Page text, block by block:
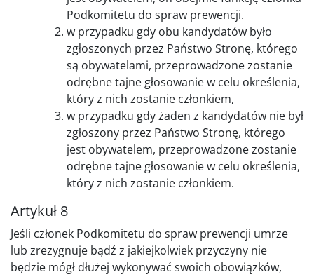
Podkomitetu do spraw prewencji.
w przypadku gdy obu kandydatów było
zgłoszonych przez Państwo Stronę, którego
są obywatelami, przeprowadzone zostanie
odrębne tajne głosowanie w celu określenia,
który z nich zostanie członkiem,
w przypadku gdy żaden z kandydatów nie był
zgłoszony przez Państwo Stronę, którego
jest obywatelem, przeprowadzone zostanie
odrębne tajne głosowanie w celu określenia,
który z nich zostanie członkiem.
Artykuł 8
Jeśli członek Podkomitetu do spraw prewencji umrze
lub zrezygnuje bądź z jakiejkolwiek przyczyny nie
będzie mógł dłużej wykonywać swoich obowiązków,